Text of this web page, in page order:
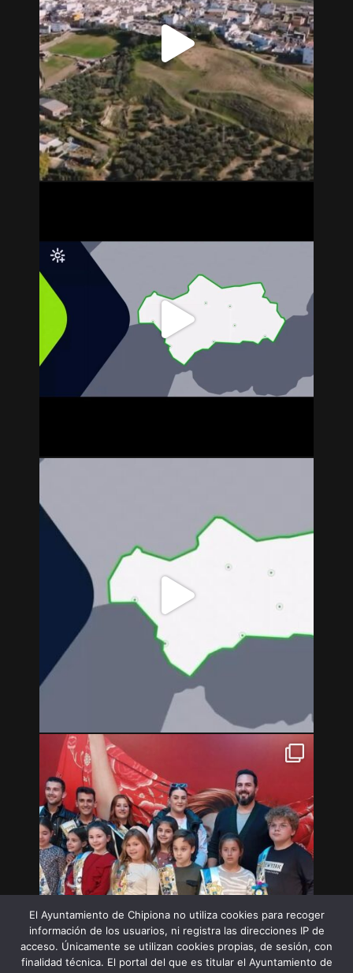
El Ayuntamiento de Chipiona no utiliza cookies para recoger
información de los usuarios, ni registra las direcciones IP de
acceso. Únicamente se utilizan cookies propias, de sesión, con
finalidad técnica. El portal del que es titular el Ayuntamiento de